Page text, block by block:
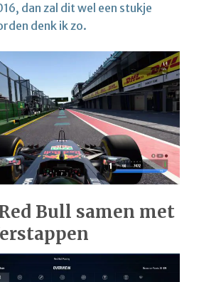
dan zal dit wel een stukje
denk ik zo.
Bull samen met